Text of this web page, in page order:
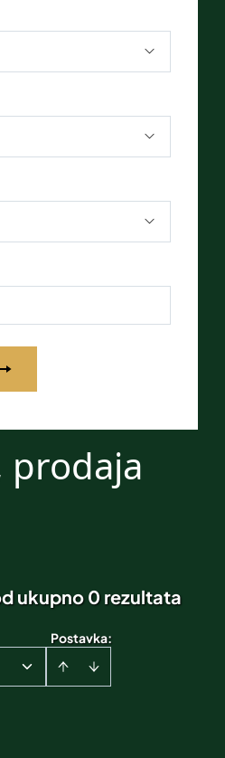
prodaja
ukupno 0 rezultata
Postavka: